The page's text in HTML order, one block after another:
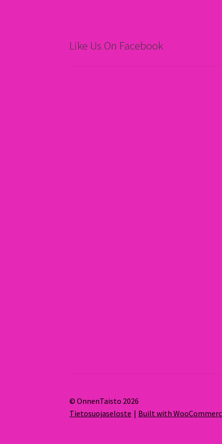
Like Us On Facebook
© OnnenTaisto 2026
Tietosuojaseloste
Built with